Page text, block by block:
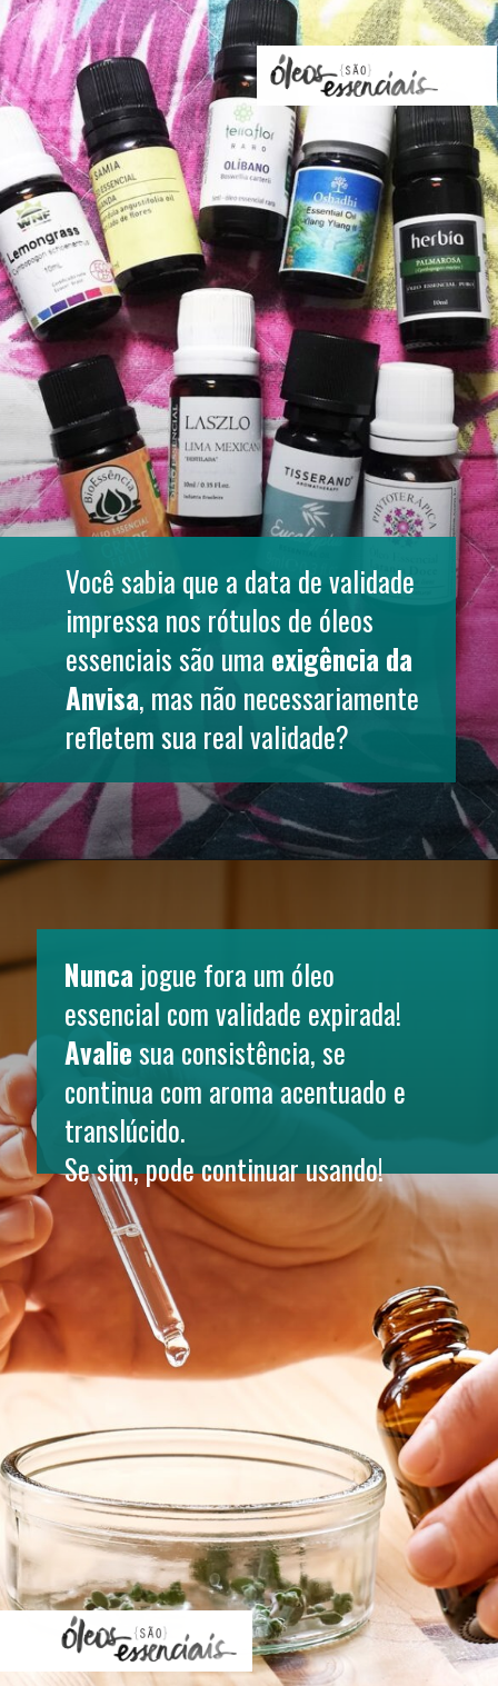
Você sabia que a data de validade
impressa nos rótulos de óleos
essenciais são uma exigência da
Anvisa, mas não necessariamente
refletem sua real validade?
Nunca jogue fora um óleo
Avalie sua consistência, se
continua com aroma acentuado e
translúcido.
Se sim, pode continuar usando!